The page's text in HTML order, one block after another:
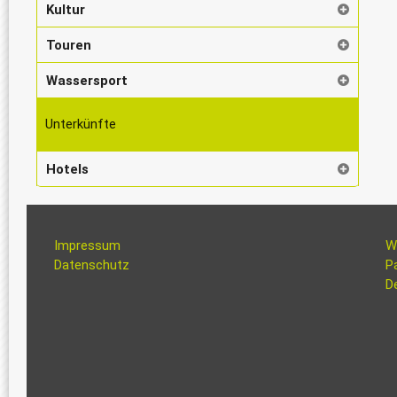
Kultur
Touren
Wassersport
Unterkünfte
Hotels
Impressum
Datenschutz